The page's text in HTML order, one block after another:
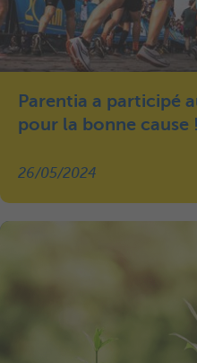
Parentia a participé
pour la bonne cause !
26/05/2024